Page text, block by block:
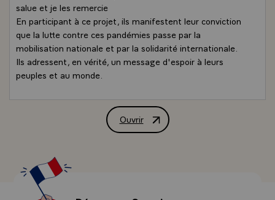
salue et je les remercie
En participant à ce projet, ils manifestent leur conviction
que la lutte contre ces pandémies passe par la
mobilisation nationale et par la solidarité internationale.
Ils adressent, en vérité, un message d'espoir à leurs
peuples et au monde.
qu'aux moyens de diagnostic du sida, de la tuberculose et
du paludisme, aux prix les plus bas.
contributions pérennes, stables et pluriannuelles. Elle
disposera de 300 millions d'euros dès cette année 2007,
pour des projets dans 50 pays.
Déjà, la France lui verse le produit du prélèvement sur les
Ouvrir
Déclaration de M. Jacques Chirac,